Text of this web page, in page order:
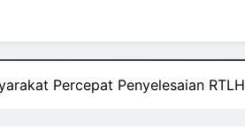
Percepat Penyelesaian RTLH